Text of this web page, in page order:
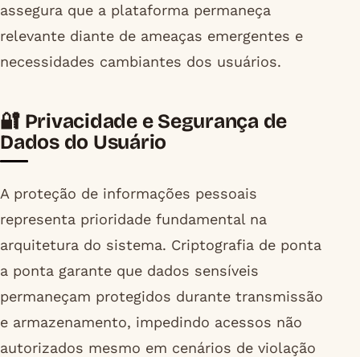
assegura que a plataforma permaneça
relevante diante de ameaças emergentes e
necessidades cambiantes dos usuários.
🔐 Privacidade e Segurança de
Dados do Usuário
A proteção de informações pessoais
representa prioridade fundamental na
arquitetura do sistema. Criptografia de ponta
a ponta garante que dados sensíveis
permaneçam protegidos durante transmissão
e armazenamento, impedindo acessos não
autorizados mesmo em cenários de violação